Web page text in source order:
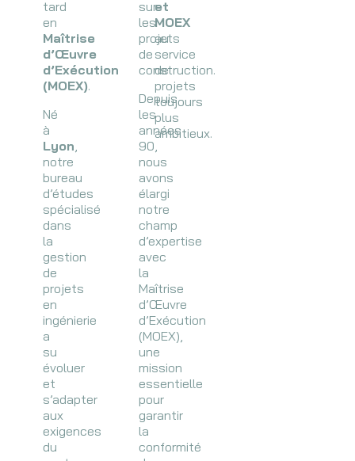
tard
en
Maîtrise
d’Œuvre
d’Exécution
(MOEX).
Né
à
Lyon,
notre
bureau
d’études
spécialisé
dans
la
gestion
de
projets
en
ingénierie
a
su
évoluer
et
s’adapter
aux
exigences
du
sur
les
projets
de
construction.
Depuis
les
années
90,
nous
avons
élargi
notre
champ
d’expertise
avec
la
Maîtrise
d’Œuvre
d’Exécution
(MOEX),
une
mission
essentielle
pour
garantir
la
conformité
et
MOEX
au
service
de
projets
toujours
plus
ambitieux.